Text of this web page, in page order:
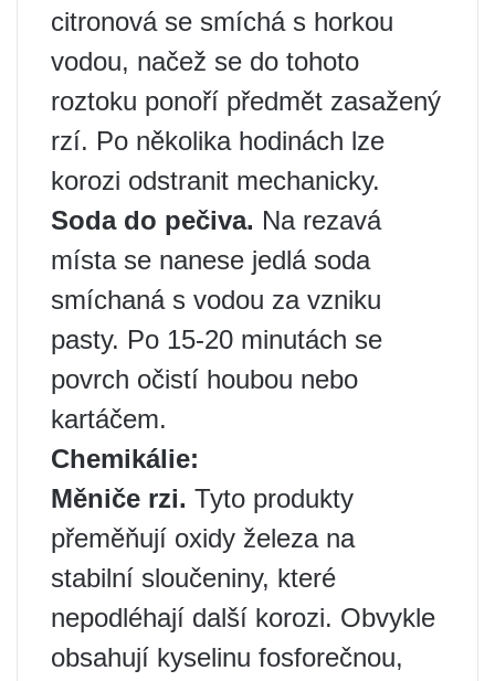
citronová se smíchá s horkou
vodou, načež se do tohoto
roztoku ponoří předmět zasažený
rzí. Po několika hodinách lze
korozi odstranit mechanicky.
Soda do pečiva. Na rezavá
místa se nanese jedlá soda
smíchaná s vodou za vzniku
pasty. Po 15-20 minutách se
povrch očistí houbou nebo
kartáčem.
Chemikálie:
Měniče rzi. Tyto produkty
přeměňují oxidy železa na
stabilní sloučeniny, které
nepodléhají další korozi. Obvykle
obsahují kyselinu fosforečnou,